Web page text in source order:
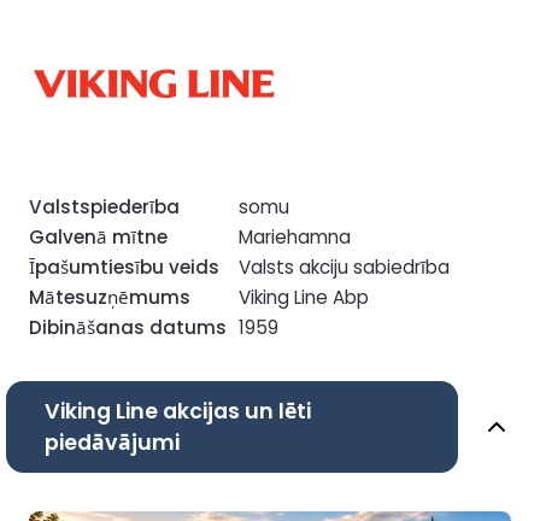
Valstspiederība
somu
Galvenā mītne
Mariehamna
Īpašumtiesību veids
Valsts akciju sabiedrība
Mātesuzņēmums
Viking Line Abp
Dibināšanas datums 1959
Viking Line akcijas un lēti
piedāvājumi